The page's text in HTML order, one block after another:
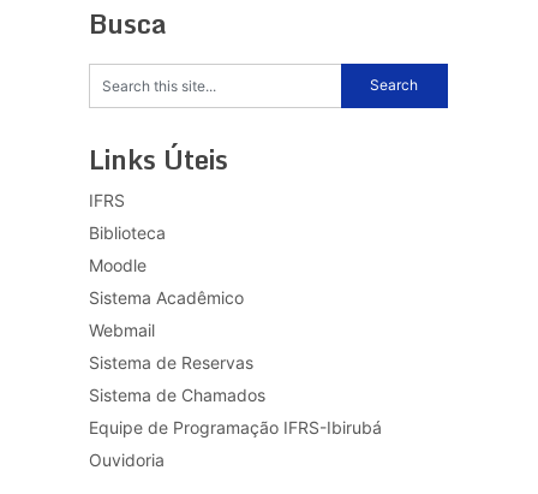
Busca
Links Úteis
IFRS
Biblioteca
Moodle
Sistema Acadêmico
Webmail
Sistema de Reservas
Sistema de Chamados
Equipe de Programação IFRS-Ibirubá
Ouvidoria